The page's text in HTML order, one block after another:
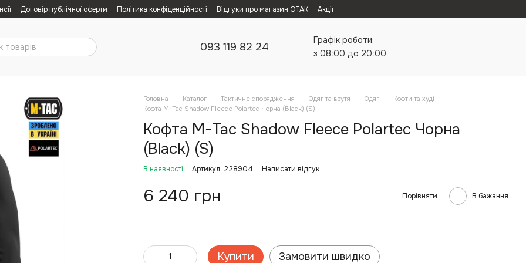
Договір публічної оферти Політика конфіденційності Відгуки про магазин ОТАК Акції
093 119 82 24
Графік роботи:
з 08:00 до 20:00
Головна Каталог Тактичне спорядження Одяг та взутя Одяг
Кофти та худі
Кофта M-Tac Shadow Fleece Polartec Чорна (Black) (S)
Кофта M-Tac Shadow Fleece Polartec Чорна
(Black) (S)
В наявності Артикул: 228904 Написати відгук
6 240 грн Порівняти В бажання
Купити Замовити швидко